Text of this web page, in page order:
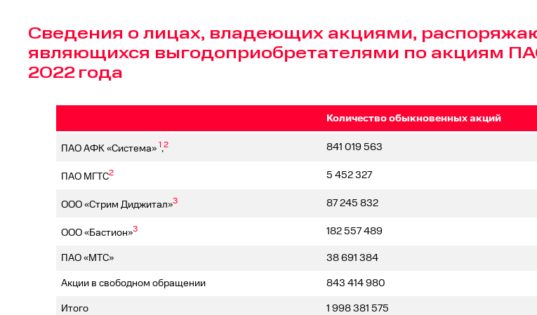
Сведения о лицах, владеющих акциями,
являющихся выгодоприобретателями по акциям
2022 года
Количество обыкновенных акций
ПАО АФК «Система» 1,2 841 019 563
ПАО МГТС2 5 452 327
ООО «Стрим Диджитал»3 87 245 832
ООО «Бастион»3 182 557 489
ПАО «МТС» 38 691 384
Акции в свободном обращении 843 414 980
Итого 1 998 381 575